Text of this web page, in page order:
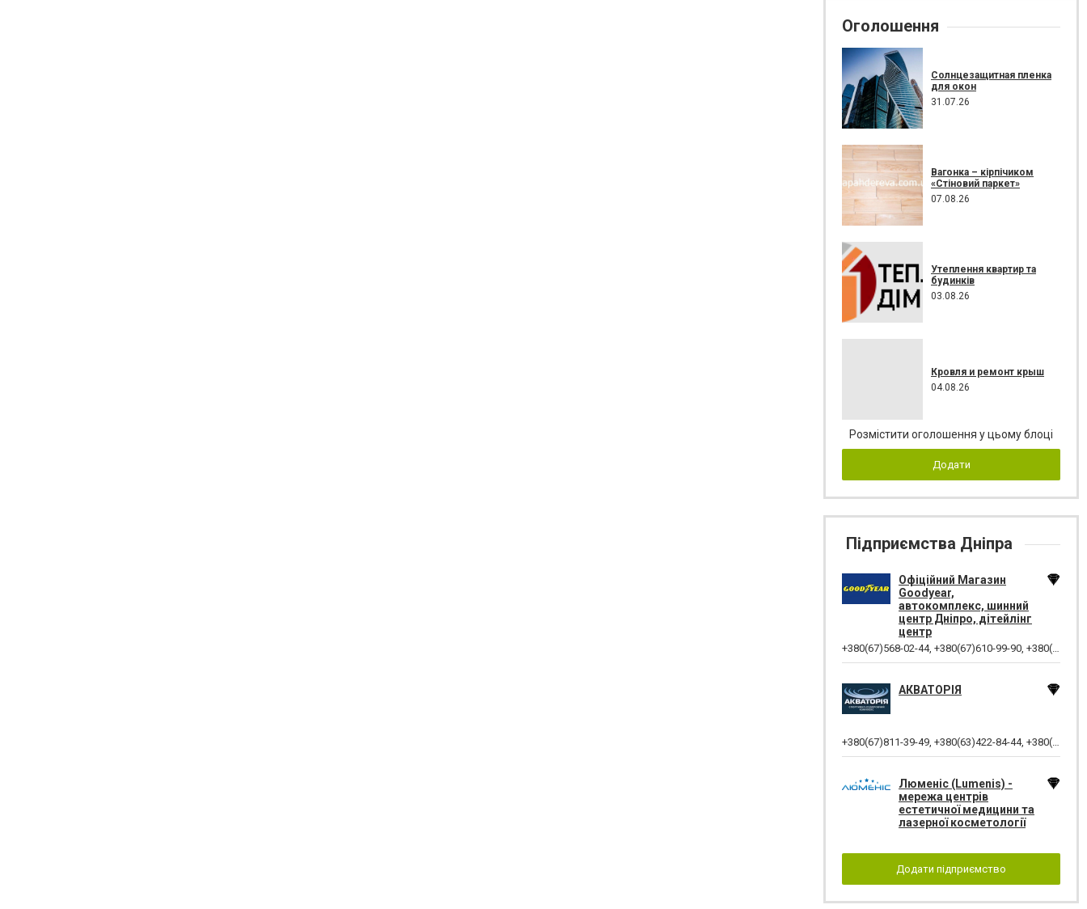
Оголошення
Солнцезащитная пленка
для окон
31.07.26
Вагонка – кірпічиком
«Стіновий паркет»
07.08.26
Утеплення квартир та
будинків
03.08.26
Кровля и ремонт крыш
04.08.26
Розмістити оголошення у цьому блоці
Додати
Підприємства Дніпра
Офіційний Магазин
Goodyear,
автокомплекс, шинний
центр Дніпро, дітейлінг
центр
+380(67)568-02-44, +380(67)610-99-90, +380(67)575-48-22
АКВАТОРІЯ
+380(67)811-39-49, +380(63)422-84-44, +380(66)070-92-11
Люменіс (Lumenis) -
мережа центрів
естетичної медицини та
лазерної косметології
Додати підприємство